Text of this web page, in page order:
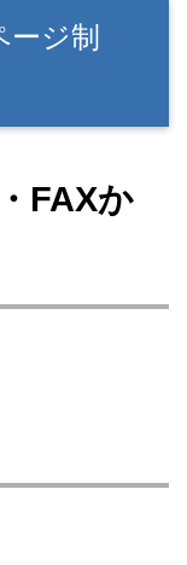
ジ制
FAXか